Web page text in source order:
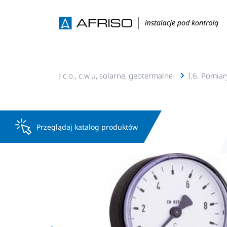
I. Instalacje c.o., c.w.u, solarne, geotermalne I.6.
Przeglądaj katalog produktów